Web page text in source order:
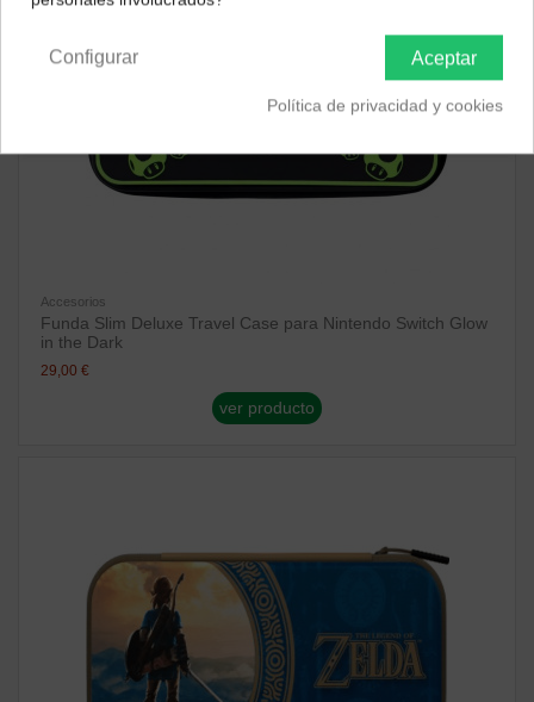
Accesorios
Funda Slim Deluxe Travel Case para Nintendo Switch Glow
in the Dark
29,00 €
ver producto
Aceptar
Configurar
Política de privacidad y cookies